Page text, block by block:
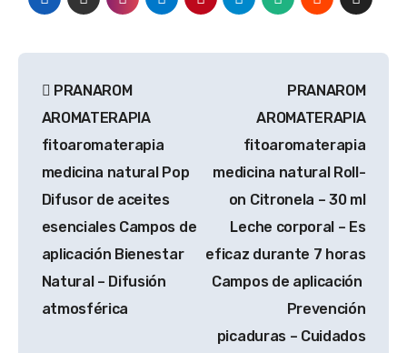
de
entradas
PRANAROM
AROMATERAPIA
fitoaromaterapia
medicina natural Pop
Difusor de aceites
esenciales Campos de
aplicación Bienestar
Natural – Difusión
atmosférica
PRANAROM
AROMATERAPIA
fitoaromaterapia
medicina natural Roll-
on Citronela – 30 ml
Leche corporal – Es
eficaz durante 7 horas
Campos de aplicación ​
Prevención
picaduras – Cuidados